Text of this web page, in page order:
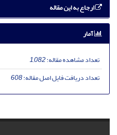
ارجاع به این مقاله
آمار
تعداد مشاهده مقاله:1,082
تعداد دریافت فایل اصل مقاله:608